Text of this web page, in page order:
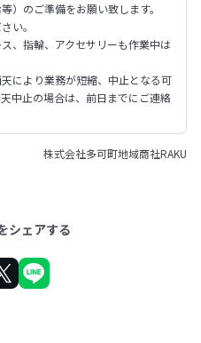
）のご準備をお願い致します。
い。
、指輪、アクセサリーも作業中は
により業務が短縮、中止となる可
中止の場合は、前日までにご連絡
株式会社多可町地域商社RAKU
シェアする